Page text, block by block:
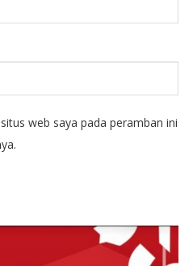
web saya pada peramban ini